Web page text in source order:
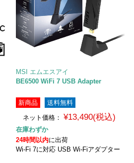
MSI エムエスアイ
BE6500 WiFi 7 USB Adapter
新商品
送料無料
ネット価格：
¥13,490(税込)
在庫わずか
24時間以内に出荷
Wi-Fi 7に対応 USB Wi-Fiアダプター